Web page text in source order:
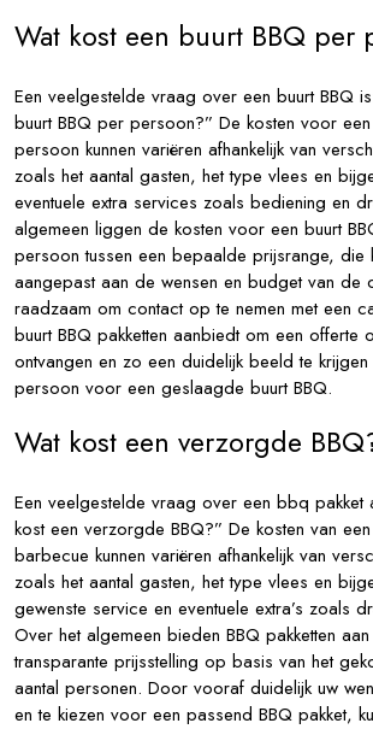
Wat kost een buurt BBQ per
Een veelgestelde vraag over een buurt BBQ
buurt BBQ per persoon?” De kosten voor
persoon kunnen variëren afhankelijk van
zoals het aantal gasten, het type vlees en
eventuele extra services zoals bediening en
algemeen liggen de kosten voor een buurt
persoon tussen een bepaalde prijsrange, die
aangepast aan de wensen en budget van de
raadzaam om contact op te nemen met een
buurt BBQ pakketten aanbiedt om een offerte
ontvangen en zo een duidelijk beeld te
persoon voor een geslaagde buurt BBQ.
Wat kost een verzorgde
Een veelgestelde vraag over een bbq pakket
kost een verzorgde BBQ?” De kosten van
barbecue kunnen variëren afhankelijk van
zoals het aantal gasten, het type vlees en
gewenste service en eventuele extra’s zoals
Over het algemeen bieden BBQ pakketten
transparante prijsstelling op basis van het
aantal personen. Door vooraf duidelijk uw
en te kiezen voor een passend BBQ pakket,